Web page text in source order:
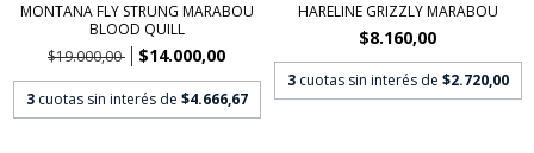
MONTANA FLY STRUNG MARABOU
BLOOD QUILL
$19.000,00
$14.000,00
3 cuotas sin interés de $4.666,67
HARELINE GRIZZLY MARABOU
$8.160,00
3 cuotas sin interés de $2.720,00